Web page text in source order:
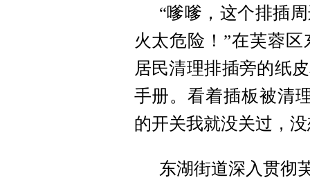
“嗲嗲，这个排插
火太危险！”在芙蓉
居民清理排插旁的纸
手册。看着插板被清
的开关我就没关过，
东湖街道深入贯彻